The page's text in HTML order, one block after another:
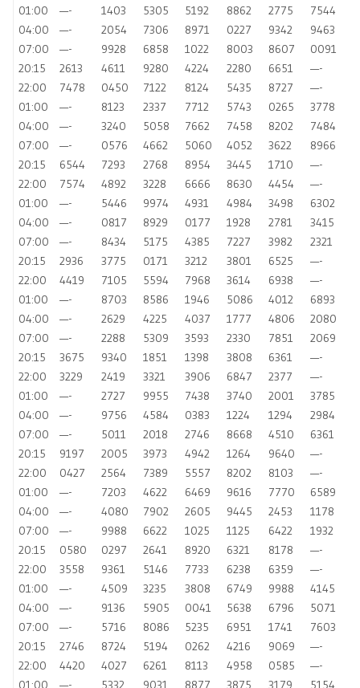
01:00
—- 1403 5305 5192 8862 2775
7544
04:00
—- 2054 7306 8971 0227 9342
9463
07:00
—- 9928 6858 1022 8003 8607
0091
20:15
2613 4611 9280 4224 2280 6651
—-
22:00
7478 0450 7122 8124 5435 8727
—-
01:00
—- 8123 2337 7712 5743 0265
3778
04:00
—- 3240 5058 7662 7458 8202
7484
07:00
—- 0576 4662 5060 4052 3622
8966
20:15
6544 7293 2768 8954 3445 1710
—-
22:00
7574 4892 3228 6666 8630 4454
—-
01:00
—- 5446 9974 4931 4984 3498
6302
04:00
—- 0817 8929 0177 1928 2781
3415
07:00
—- 8434 5175 4385 7227 3982
2321
20:15
2936 3775 0171 3212 3801 6525
—-
22:00
4419 7105 5594 7968 3614 6938
—-
01:00
—- 8703 8586 1946 5086 4012
6893
04:00
—- 2629 4225 4037 1777 4806
2080
07:00
—- 2288 5309 3593 2330 7851
2069
20:15
3675 9340 1851 1398 3808 6361
—-
22:00
3229 2419 3321 3906 6847 2377
—-
01:00
—- 2727 9955 7438 3740 2001
3785
04:00
—- 9756 4584 0383 1224 1294
2984
07:00
—- 5011 2018 2746 8668 4510
6361
20:15
9197 2005 3973 4942 1264 9640
—-
22:00
0427 2564 7389 5557 8202 8103
—-
01:00
—- 7203 4622 6469 9616 7770
6589
04:00
—- 4080 7902 2605 9445 2453
1178
07:00
—- 9988 6622 1025 1125 6422
1932
20:15
0580 0297 2641 8920 6321 8178
—-
22:00
3558 9361 5146 7733 6238 6359
—-
01:00
—- 4509 3235 3808 6749 9988
4145
04:00
—- 9136 5905 0041 5638 6796
5071
07:00
—- 5716 8086 5235 6951 1741
7603
20:15
2746 8724 5194 0262 4216 9069
—-
22:00
4420 4027 6261 8113 4958 0585
—-
01:00
—- 5332 9031 8877 3875 3179 5154